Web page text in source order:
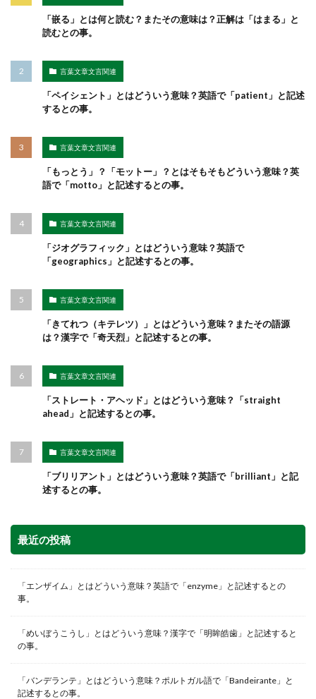
「嵌る」とは何と読む？またその意味は？正解は「はまる」と
読むとの事。
言葉文章文言関連
「ペイシェント」とはどういう意味？英語で「patient」と記述
するとの事。
言葉文章文言関連
「もっとう」？「モットー」？とはそもそもどういう意味？英
語で「motto」と記述するとの事。
言葉文章文言関連
「ジオグラフィック」とはどういう意味？英語で
「geographics」と記述するとの事。
言葉文章文言関連
「きてれつ（キテレツ）」とはどういう意味？またその語源
は？漢字で「奇天烈」と記述するとの事。
言葉文章文言関連
「ストレート・アヘッド」とはどういう意味？「straight
ahead」と記述するとの事。
言葉文章文言関連
「ブリリアント」とはどういう意味？英語で「brilliant」と記
述するとの事。
最近の投稿
「エンザイム」とはどういう意味？英語で「enzyme」と記述するとの
事。
「めいぼうこうし」とはどういう意味？漢字で「明眸皓歯」と記述すると
の事。
「バンデランテ」とはどういう意味？ポルトガル語で「Bandeirante」と
記述するとの事。